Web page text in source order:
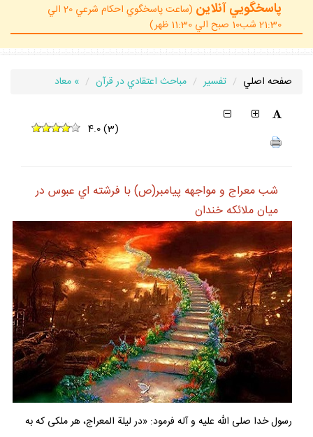
پاسخگويي آنلاين
(ساعت پاسخگوي احكام شرعي 20 الي
21:30 شب10 صبح الي 11:30 ظهر)
صفحه اصلي تفسير مباحث اعتقادي در قرآن » معاد
4.0(3)
شب معراج و مواجهه پيامبر(ص) با فرشته اي عبوس در
ميان ملائكه خندان
رسول خدا صلى الله عليه و آله فرمود: «در ليلة المعراج، هر ملكى كه به